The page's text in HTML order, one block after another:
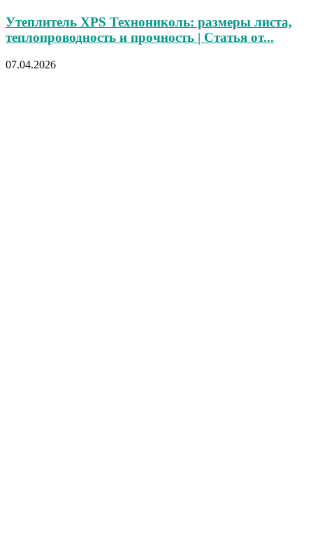
Утеплитель XPS Технониколь: размеры листа,
теплопроводность и прочность | Статья от...
07.04.2026